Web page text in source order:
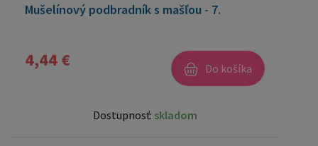
Mušelínový podbradník s mašľou - 7.
4,44 € Do košíka
Dostupnosť: skladom